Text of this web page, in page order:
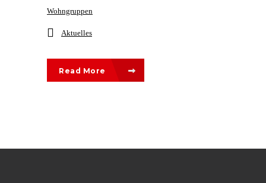
Wohngruppen
Aktuelles
Read More